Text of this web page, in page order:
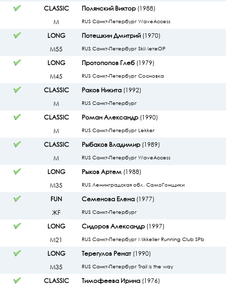
CLASSIC
М
Полянский Виктор(1988)
RUS Санкт-Петербург WaveAccess
LONG
М55
Потешкин Дмитрий(1970)
RUS Санкт-Петербург SkiMeтeOP
LONG
М45
Протопопов Глеб(1979)
RUS Санкт-Петербург Сосновка
CLASSIC
М
Раков Никита(1992)
RUS Санкт-Петербург
CLASSIC
М
Роман Александр(1990)
RUS Санкт-Петербург Lekker
CLASSIC
М
Рыбаков Владимир(1989)
RUS Санкт-Петербург WaveAccess
LONG
М35
Рыков Артем(1988)
RUS Ленинградская обл. СамоГонщики
FUN
ЖF
Семенова Елена(1977)
RUS Санкт-Петербург
LONG
М21
Сидоров Александр(1997)
RUS Санкт-Петербург Mikkeller Running Club SPb
LONG
М35
Терегулов Ренат(1990)
RUS Санкт-Петербург Trail is the way
CLASSIC
Тимофеева Ирина(1976)